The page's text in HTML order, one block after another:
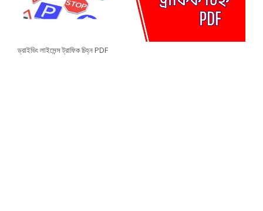
ড্রাইভিং লাইসেন্স ট্রাফিক চিহ্ন PDF